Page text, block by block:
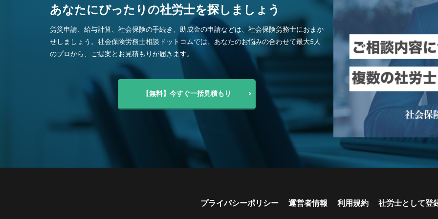
あなたにぴったりの社労士を探しましょう
労災申請、給与計算、社会保険の手続き、助成金の申請などは、社会保険労務士におまか
せしましょう。社会保険労務士相談ドットコムでは、あなたのお悩みの合わせて最大5人
のプロから、ご提案とお見積もりが届きます。
【無料】今すぐ一括見積もり
プライバシーポリシー 運営者情報 利用規約 社労士として登